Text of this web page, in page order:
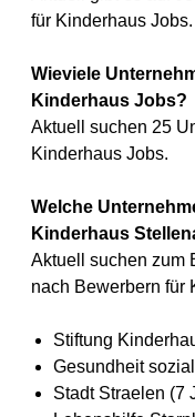
für Kinderhaus Jobs.
Wieviele
Kinderhaus Jobs?
Aktuell suchen 25
Kinderhaus Jobs.
Welche
Kinderhaus
Aktuell suchen zum
nach Bewerbern für
Stiftung
Gesundheit
Stadt Straelen (7